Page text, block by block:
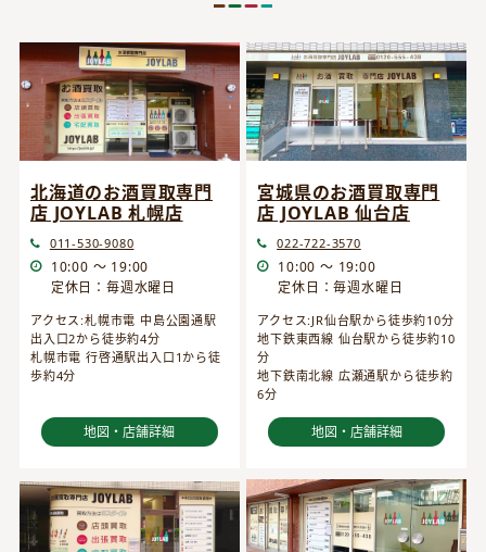
北海道のお酒買取専門
店 JOYLAB 札幌店
011-530-9080
10:00 ～ 19:00
定休日：毎週水曜日
アクセス:札幌市電 中島公園通駅
出入口2から徒歩約4分
札幌市電 行啓通駅出入口1から徒
歩約4分
地図・店舗詳細
宮城県のお酒買取専門
店 JOYLAB 仙台店
022-722-3570
10:00 ～ 19:00
定休日：毎週水曜日
アクセス:JR仙台駅から徒歩約10分
地下鉄東西線 仙台駅から徒歩約10
分
地下鉄南北線 広瀬通駅から徒歩約
6分
地図・店舗詳細